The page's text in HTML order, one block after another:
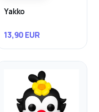
Yakko
13,90 EUR